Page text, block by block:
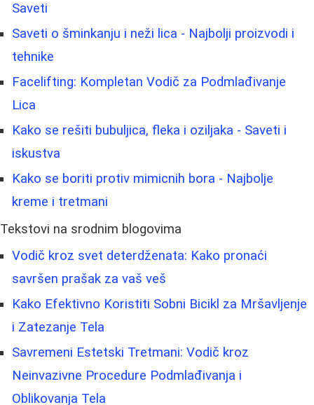
Saveti
Saveti o šminkanju i neži lica - Najbolji proizvodi i
tehnike
Facelifting: Kompletan Vodič za Podmlađivanje
Lica
Kako se rešiti bubuljica, fleka i oziljaka - Saveti i
iskustva
Kako se boriti protiv mimicnih bora - Najbolje
kreme i tretmani
Tekstovi na srodnim blogovima
Vodič kroz svet deterdženata: Kako pronaći
savršen prašak za vaš veš
Kako Efektivno Koristiti Sobni Bicikl za Mršavljenje
i Zatezanje Tela
Savremeni Estetski Tretmani: Vodič kroz
Neinvazivne Procedure Podmlađivanja i
Oblikovanja Tela